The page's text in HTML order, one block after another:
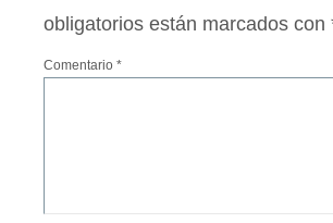
obligatorios están marcados con
Comentario *